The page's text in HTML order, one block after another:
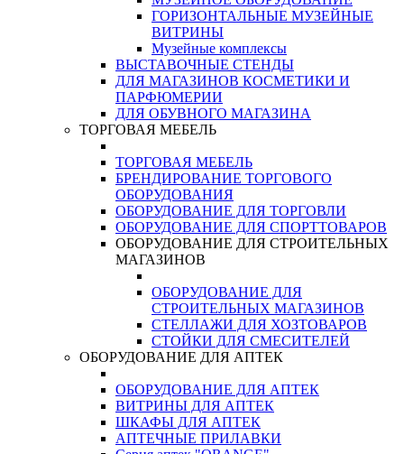
ГОРИЗОНТАЛЬНЫЕ МУЗЕЙНЫЕ
ВИТРИНЫ
Музейные комплексы
ВЫСТАВОЧНЫЕ СТЕНДЫ
ДЛЯ МАГАЗИНОВ КОСМЕТИКИ И
ПАРФЮМЕРИИ
ДЛЯ ОБУВНОГО МАГАЗИНА
ТОРГОВАЯ МЕБЕЛЬ
ТОРГОВАЯ МЕБЕЛЬ
БРЕНДИРОВАНИЕ ТОРГОВОГО
ОБОРУДОВАНИЯ
ОБОРУДОВАНИЕ ДЛЯ ТОРГОВЛИ
ОБОРУДОВАНИЕ ДЛЯ СПОРТТОВАРОВ
ОБОРУДОВАНИЕ ДЛЯ СТРОИТЕЛЬНЫХ
МАГАЗИНОВ
ОБОРУДОВАНИЕ ДЛЯ
СТРОИТЕЛЬНЫХ МАГАЗИНОВ
СТЕЛЛАЖИ ДЛЯ ХОЗТОВАРОВ
СТОЙКИ ДЛЯ СМЕСИТЕЛЕЙ
ОБОРУДОВАНИЕ ДЛЯ АПТЕК
ОБОРУДОВАНИЕ ДЛЯ АПТЕК
ВИТРИНЫ ДЛЯ АПТЕК
ШКАФЫ ДЛЯ АПТЕК
АПТЕЧНЫЕ ПРИЛАВКИ